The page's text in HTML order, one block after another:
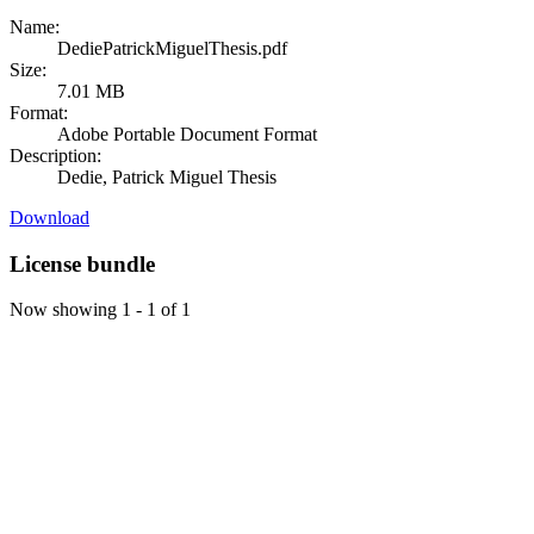
Name:
DediePatrickMiguelThesis.pdf
Size:
7.01 MB
Format:
Adobe Portable Document Format
Description:
Dedie, Patrick Miguel Thesis
Download
License bundle
Now showing 1 - 1 of 1